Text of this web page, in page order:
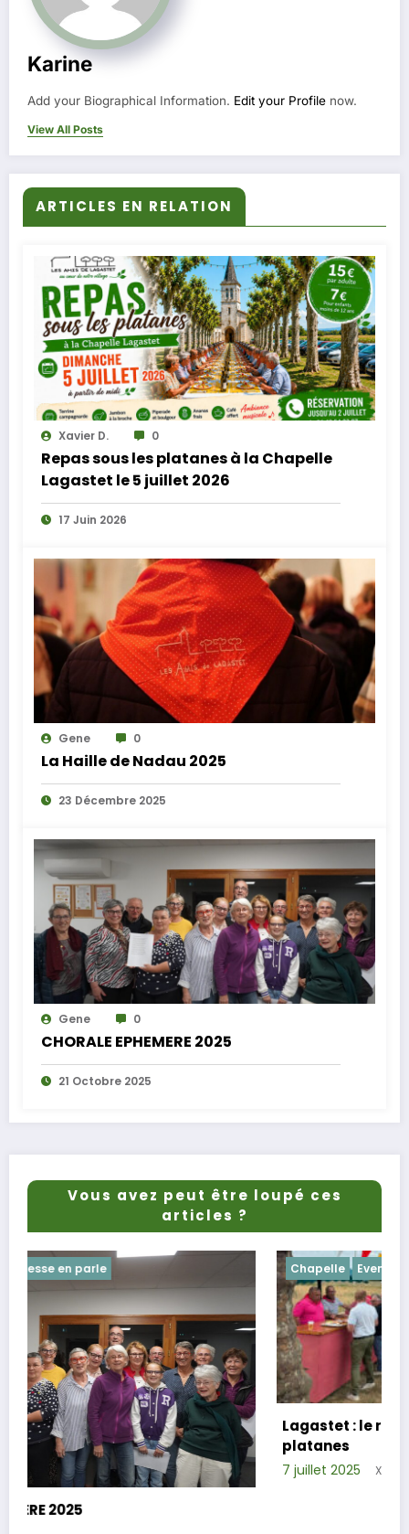
Karine
Add your Biographical Information. Edit your Profile now.
View All Posts
ARTICLES EN RELATION
Xavier D. 0
Repas sous les platanes à la Chapelle
Lagastet le 5 juillet 2026
17 Juin 2026
Gene 0
La Haille de Nadau 2025
23 Décembre 2025
Gene 0
CHORALE EPHEMERE 2025
21 Octobre 2025
Vous avez peut être loupé ces
articles ?
Chapelle
Lagastet : le repas champêtre réussi
platanes
7 juillet 2025 Xavier D.